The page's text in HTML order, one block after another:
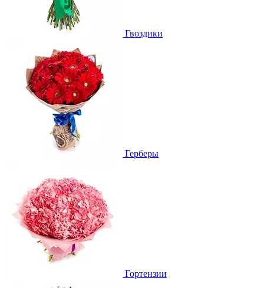
Гвоздики
Герберы
Гортензии